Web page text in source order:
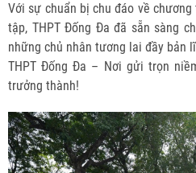
Với sự chuẩn bị chu đáo về
tập, THPT Đống Đa đã sẵn sàng
những chủ nhân tương lai đầy bản
THPT Đống Đa – Nơi gửi trọn
trưởng thành!